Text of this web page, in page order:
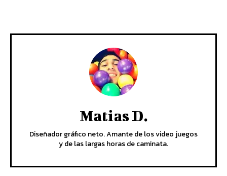
Matias D.
Diseñador gráfico neto. Amante de los video juegos
y de las largas horas de caminata.